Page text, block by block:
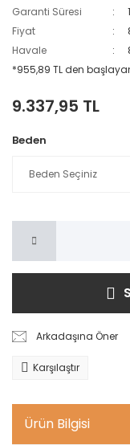
Garanti Süresi
Fiyat
Havale
*955,89 TL den
9.337,95 TL
Beden
Arkadaşına Öner
Karşılaştır
Ürün Bilgisi